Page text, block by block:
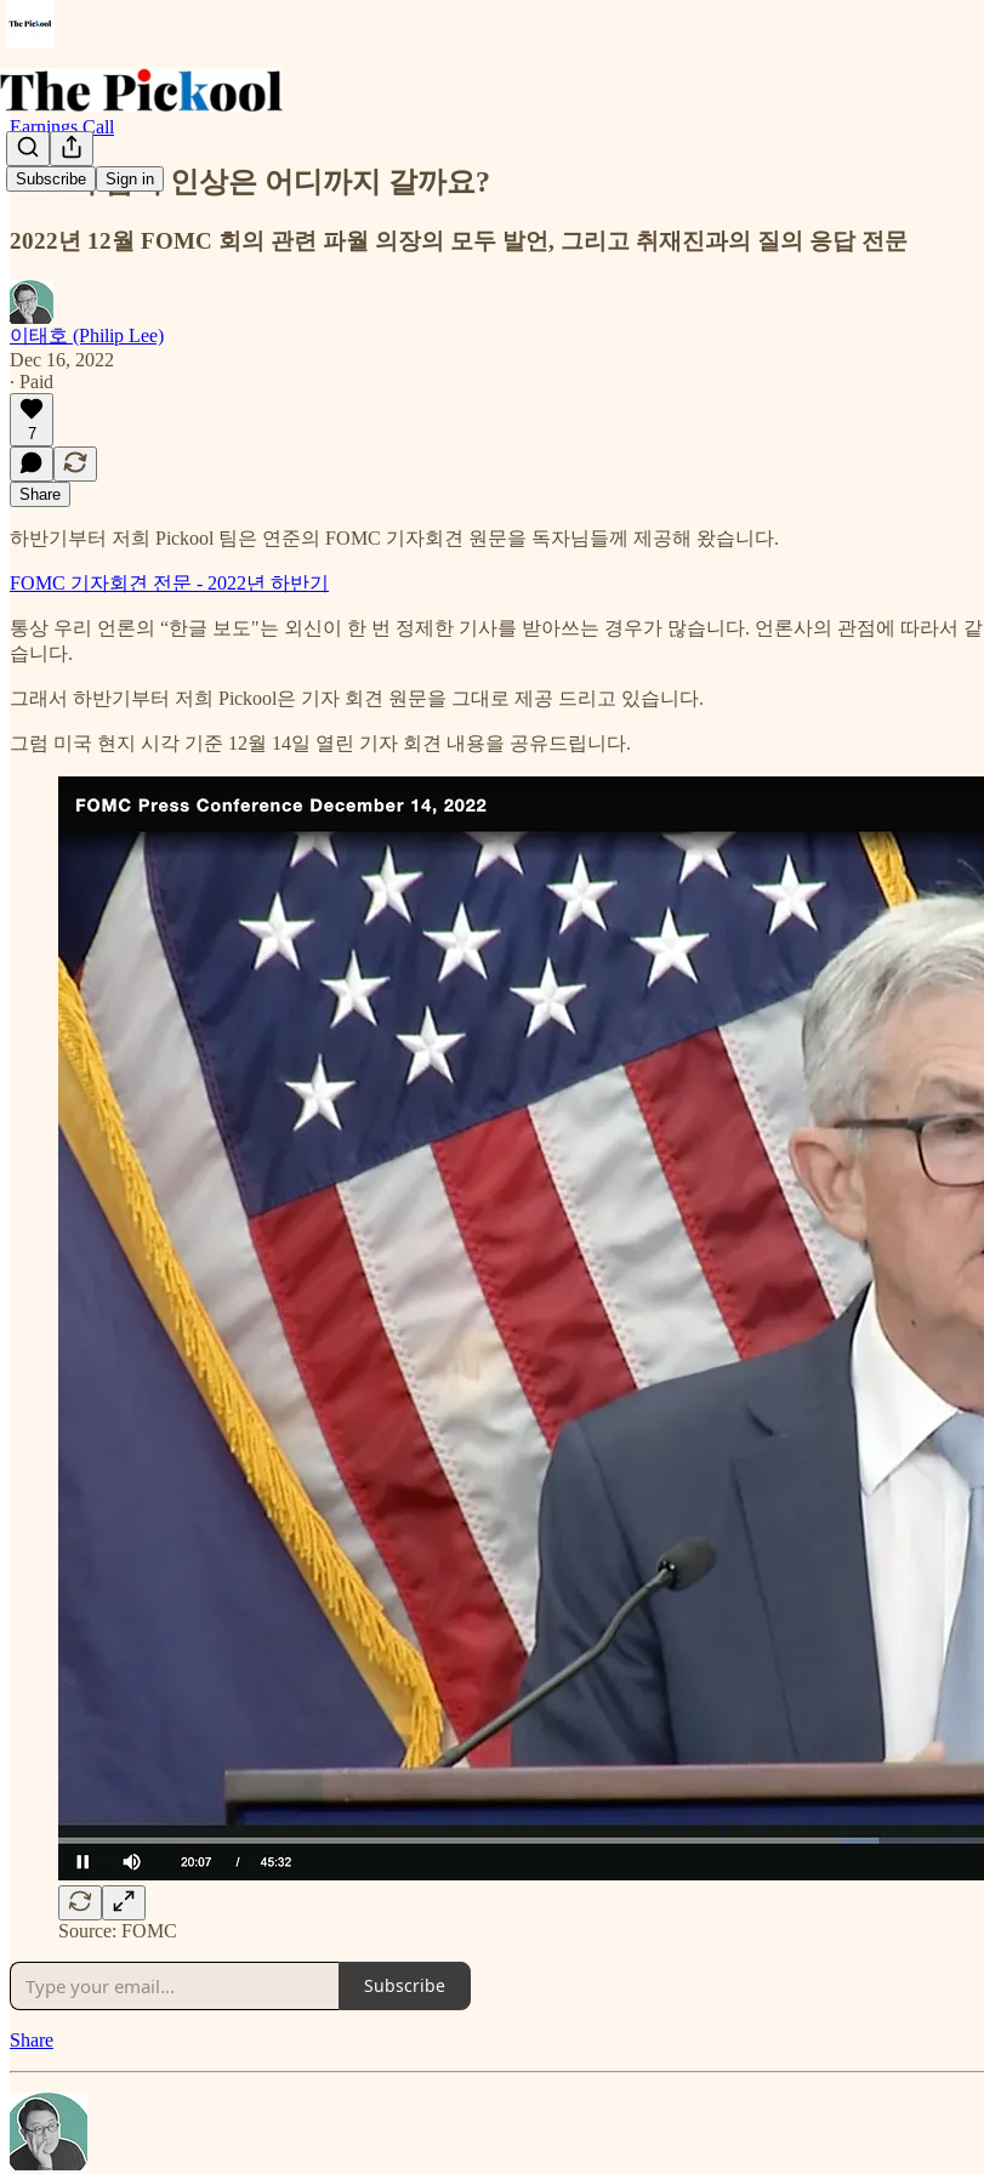
Subscribe Sign in
Earnings Call
FED의 금리 인상은 어디까지 갈까요?
2022년 12월 FOMC 회의 관련 파월 의장의 모두 발언, 그리고 취재진과의 질의 응답 전문
이태호 (Philip Lee)
Dec 16, 2022
∙ Paid
7
Share
하반기부터 저희 Pickool 팀은 연준의 FOMC 기자회견 원문을 독자님들께 제공해 왔습니다.
FOMC 기자회견 전문 - 2022년 하반기
통상 우리 언론의 “한글 보도"는 외신이 한 번 정제한 기사를 받아쓰는 경우가 많습니다. 언론사의 관점에 따라서
습니다.
그래서 하반기부터 저희 Pickool은 기자 회견 원문을 그대로 제공 드리고 있습니다.
그럼 미국 현지 시각 기준 12월 14일 열린 기자 회견 내용을 공유드립니다.
Source: FOMC
Subscribe
Share